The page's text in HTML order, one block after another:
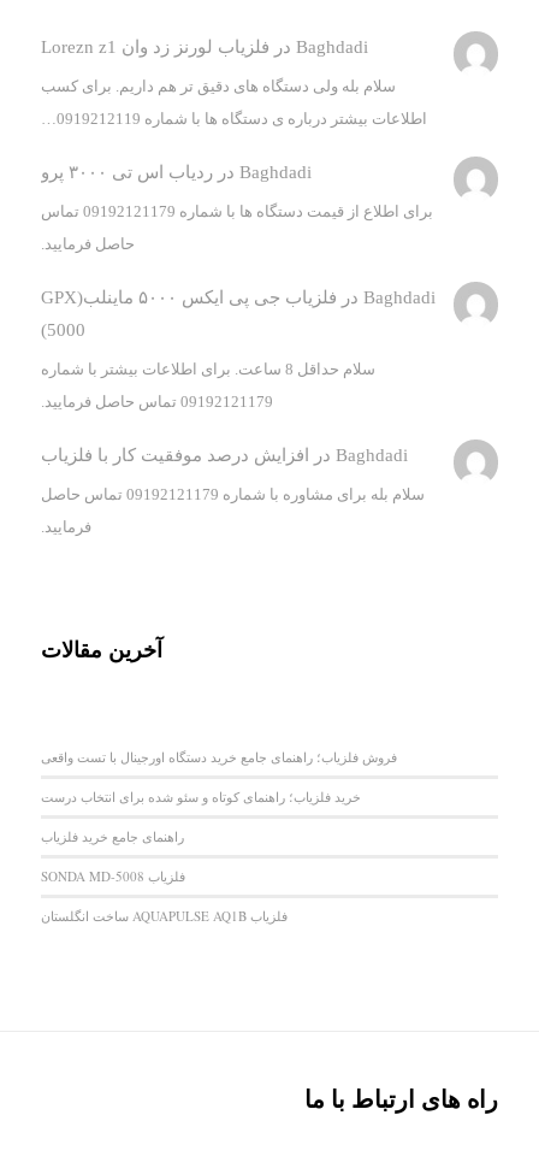
Baghdadi در فلزیاب لورنز زد وان Lorezn z1
سلام بله ولی دستگاه های دقیق تر هم داریم. برای کسب
اطلاعات بیشتر درباره ی دستگاه ها با شماره 0919212119…
Baghdadi درردیاب اس تی ۳۰۰۰ پرو
برای اطلاع از قیمت دستگاه ها با شماره 09192121179 تماس
حاصل فرمایید.
Baghdadi در
فلزیاب جی پی ایکس ۵۰۰۰ ماینلب(GPX
5000)
سلام حداقل 8 ساعت. برای اطلاعات بیشتر با شماره
09192121179 تماس حاصل فرمایید.
Baghdadi در افزایش درصد موفقیت کار با فلزیاب
سلام بله برای مشاوره با شماره 09192121179 تماس حاصل
فرمایید.
آخرین مقالات
فروش فلزیاب؛ راهنمای جامع خرید دستگاه اورجینال با تست واقعی
خرید فلزیاب؛ راهنمای کوتاه و سئو شده برای انتخاب درست
راهنمای جامع خرید فلزیاب
فلزیاب SONDA MD-5008
فلزیاب AQUAPULSE AQ1B ساخت انگلستان
راه های ارتباط با ما